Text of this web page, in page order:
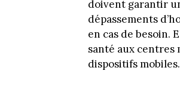
doivent garantir
dépassements
en cas de besoin.
santé aux centres
dispositifs mobiles.